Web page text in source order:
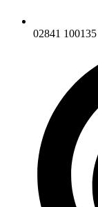
02841 100135